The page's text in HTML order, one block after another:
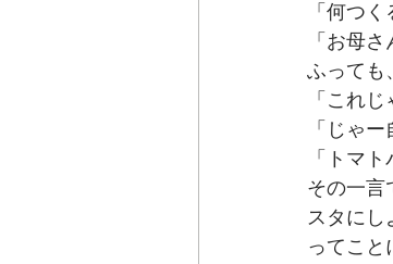
「何つ
「お母
ふっても
「これ
「じゃ
「トマ
その一言
スタにし
ってこと